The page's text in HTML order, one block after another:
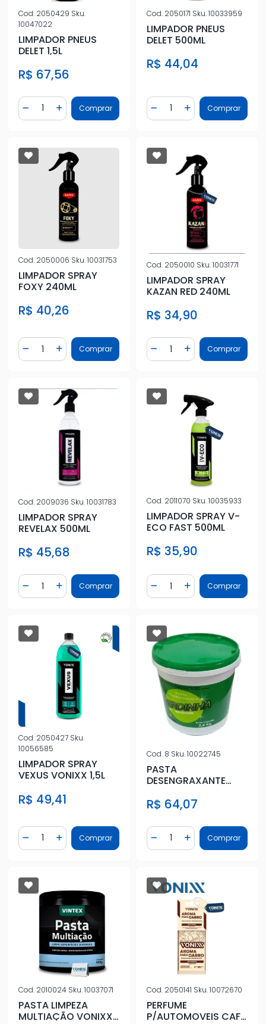
Cod. 2050429 Sku.
10047022
LIMPADOR PNEUS
DELET 1,5L
R$ 67,56
Diminuir Quantidade
Quantidade
Adicionar Quantidade
Comprar
Cod. 2050171 Sku.10033959
LIMPADOR PNEUS
DELET 500ML
R$ 44,04
Diminuir Quantidade
Quantidade
AdicionarComprar
Cod. 2050006 Sku.10031753
LIMPADOR SPRAY
FOXY 240ML
R$ 40,26
Diminuir Quantidade
Quantidade
Adicionar Quantidade
Comprar
Cod. 2050010 Sku.10031771
LIMPADOR SPRAY
KAZAN RED 240ML
R$ 34,90
Diminuir Quantidade
Quantidade
AdicionarComprar
Cod. 2009036 Sku.10031783
LIMPADOR SPRAY
REVELAX 500ML
R$ 45,68
Diminuir Quantidade
Quantidade
Adicionar Quantidade
Comprar
Cod. 2011070 Sku.10035933
LIMPADOR SPRAY V-
ECO FAST 500ML
R$ 35,90
Diminuir Quantidade
Quantidade
AdicionarComprar
Cod. 2050427 Sku.
10056585
LIMPADOR SPRAY
VEXUS VONIXX 1,5L
R$ 49,41
Diminuir Quantidade
Quantidade
Adicionar Quantidade
Comprar
Cod. 8 Sku.10022745
PASTA
DESENGRAXANTE
R$ 64,07
Diminuir Quantidade
Quantidade
AdicionarComprar
Cod. 2010024 Sku.10037071
PASTA LIMPEZA
MULTIAÇÃO VONIXX
Cod. 2050141 Sku.10072670
PERFUME
P/AUTOMOVEIS CAFE